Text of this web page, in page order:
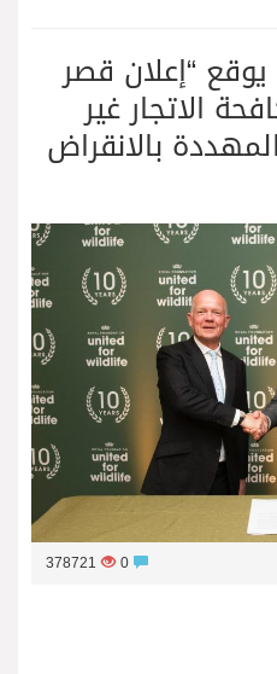
فريق جازو للسباقات يحرز المراكز الثلاثة الأولى في النسخة 75 من رالي فنلندا
يوقع “إعلان قصر
الاتجار غير
بالانقراض
378721